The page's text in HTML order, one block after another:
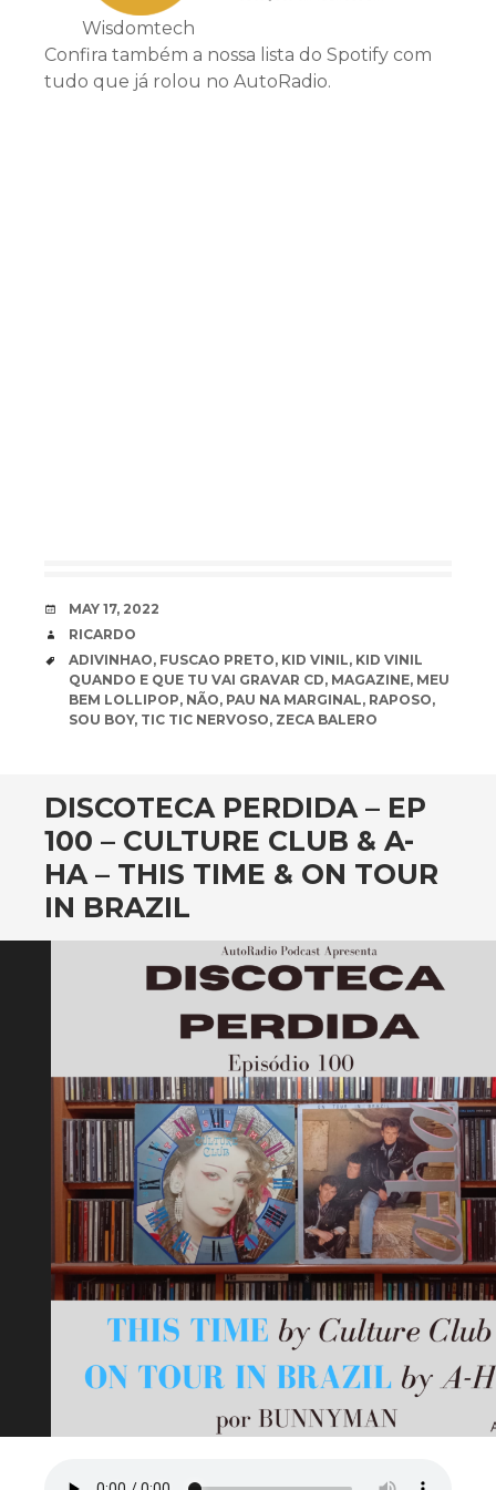
Wisdomtech
Confira também a nossa lista do Spotify com
tudo que já rolou no AutoRadio.
DATE
MAY 17, 2022
AUTHOR
RICARDO
TAGS
ADIVINHAO, FUSCAO PRETO, KID VINIL, KID VINIL
QUANDO E QUE TU VAI GRAVAR CD, MAGAZINE, MEU
BEM LOLLIPOP, NÃO, PAU NA MARGINAL, RAPOSO,
SOU BOY, TIC TIC NERVOSO, ZECA BALERO
DISCOTECA PERDIDA – EP
100 – CULTURE CLUB & A-
HA – THIS TIME & ON TOUR
IN BRAZIL